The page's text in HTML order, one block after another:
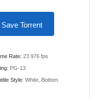
Save Torrent
Rate: 23.976 fps
PG-13
Style: White, Bottom